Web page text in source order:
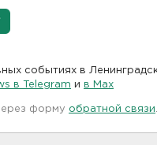
событиях в
в Telegram и в Maх
форму обратной связи